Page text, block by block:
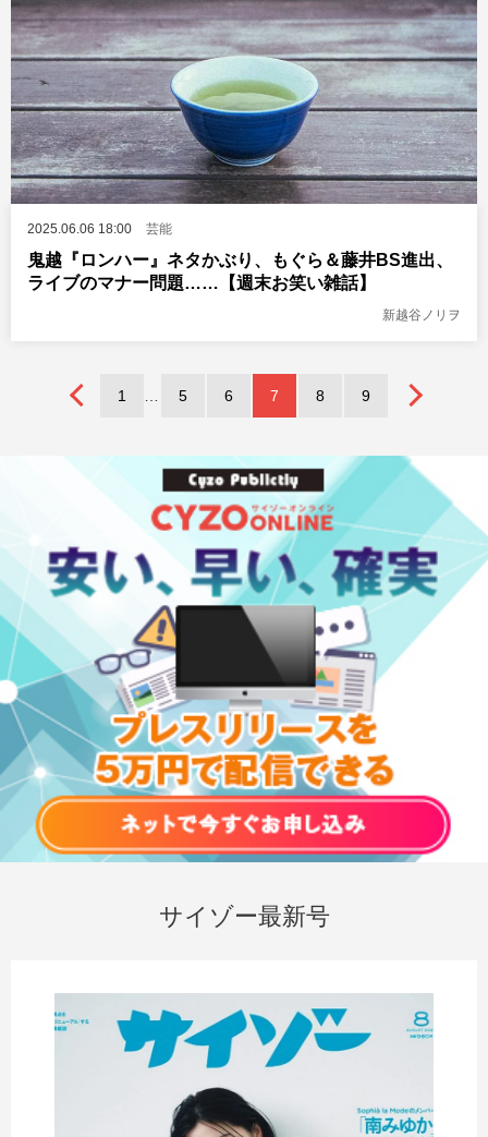
2025.06.06 18:00 芸能
鬼越『ロンハー』ネタかぶり、もぐら＆藤井BS進出、
ライブのマナー問題……【週末お笑い雑話】
新越谷ノリヲ
1 5 6 7 8 9
サイゾー最新号